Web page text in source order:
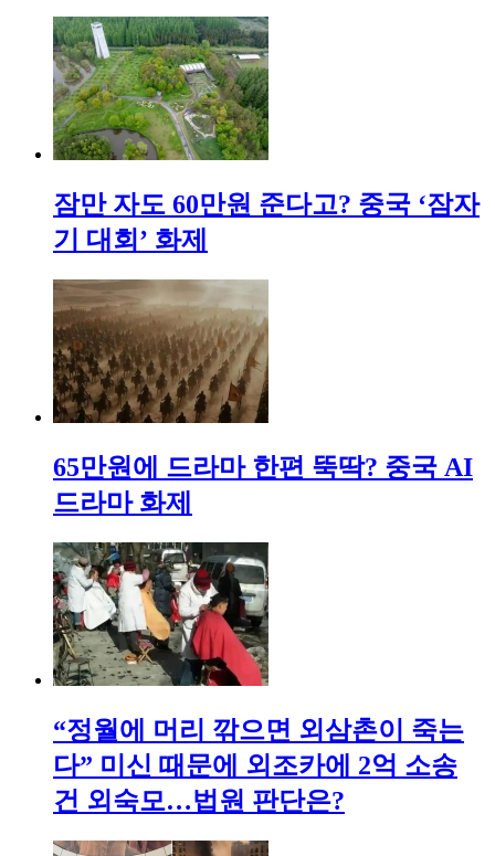
잠만 자도 60만원 준다고? 중국 ‘잠자
기 대회’ 화제
65만원에 드라마 한편 뚝딱? 중국 AI
드라마 화제
“정월에 머리 깎으면 외삼촌이 죽는
다” 미신 때문에 외조카에 2억 소송
건 외숙모…법원 판단은?